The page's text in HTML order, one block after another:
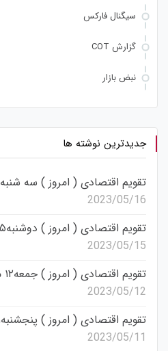
سیگنال فارکس
گزارش COT
نبض بازار
جدیدترین نوشته ها
تقویم اقتصادی ( امروز ) سه شنبه۱۶ می ۲۰۲۳
2023/05/16
تقویم اقتصادی ( امروز ) دوشنبه۱۵ می ۲۰۲۳
2023/05/15
تقویم اقتصادی ( امروز ) جمعه۱۲ می ۲۰۲۳
2023/05/12
تقویم اقتصادی ( امروز ) پنجشنبه۱۱ می ۲۰۲۳
2023/05/11